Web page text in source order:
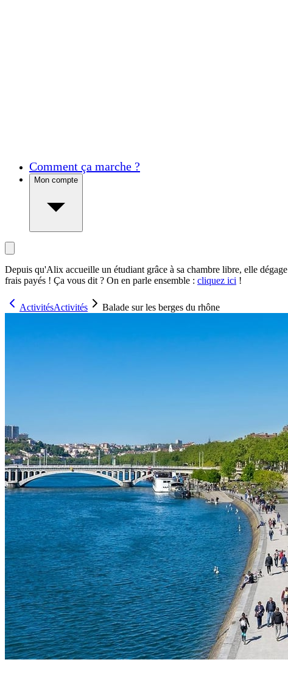
Comment ça marche ?
Mon compte
Depuis qu'Alix accueille un étudiant grâce à sa chambre libre, elle dégage
frais payés ! Ça vous dit ? On en parle ensemble : cliquez ici !
ActivitésActivités Balade sur les berges du rhône